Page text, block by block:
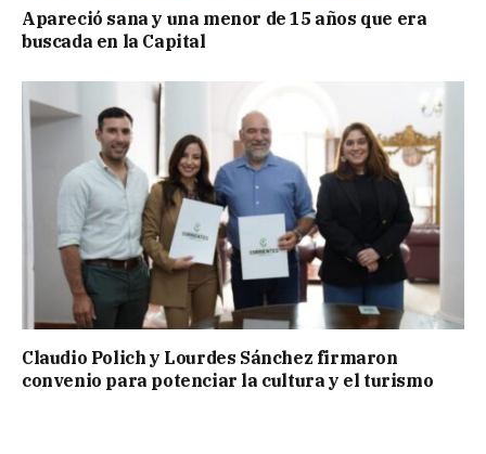
Apareció sana y una menor de 15 años que era
buscada en la Capital
Claudio Polich y Lourdes Sánchez firmaron
convenio para potenciar la cultura y el turismo